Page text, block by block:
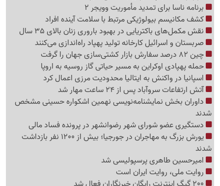
برنامه ناسا برای تمدید مأموریت وویجر 2
کشف مکانیسم بیولوژیکی مرتبط با سلامت آینده افراد
نقش مکمل‌های باکتریایی در بهبود باروری زنان بالای 35 سال
صربستان و اسرائیل کارخانه تولید پهپاد راه‌اندازی می‌کنند
چین 82 درصد سفارش بازار کشتی‌سازی جهان را گرفت
حمله پهپادی اوکراین به مسیر حیاتی گاز روسیه به اروپا
اسپانیا در واکنش به ایتالیا محدودیت مرزی اعمال کرد
آتش ارتفاعات سروآباد پس از 24 ساعت مهار شد
داوران بخش نمایشنامه‌نویسی نهمین اشکواره حسینی مشخص
شدند
دستگیری عضو شورای شهر رضوانشهر در پرونده فساد مالی
یورش بزرگ به مهاجران در جورجیا؛ بیش از 1200 نفر بازداشت
شدند
امیرحسین طاهری پرسپولیسی شد
روایت ملی، روایت ایران است